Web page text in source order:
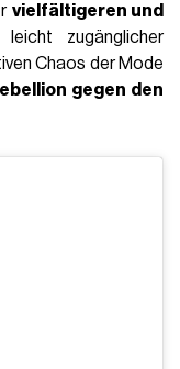
vielfältigeren und
zugänglicher
Chaos der Mode
gegen den